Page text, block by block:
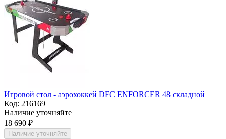
Игровой стол - аэрохоккей DFC ENFORCER 48 складной
Код: 216169
Наличие уточняйте
18 690 ₽
Наличие уточняйте